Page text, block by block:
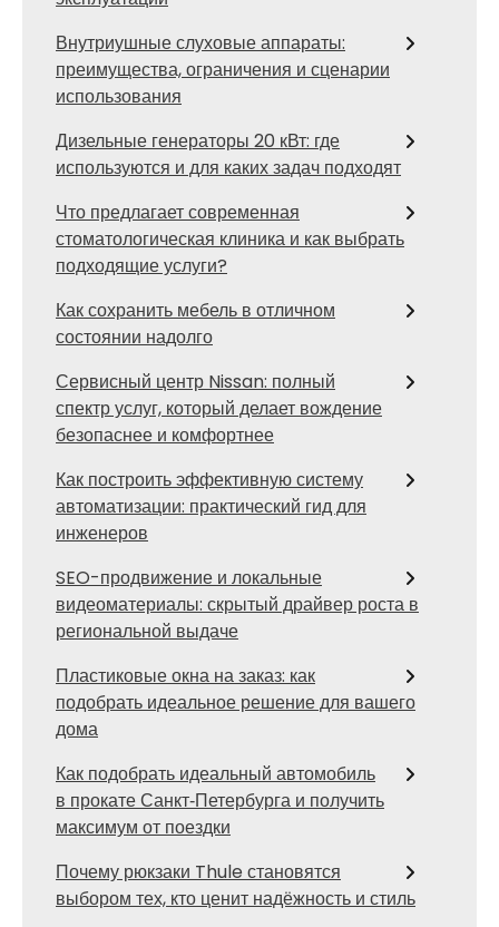
Внутриушные слуховые аппараты:
преимущества, ограничения и сценарии
использования
Дизельные генераторы 20 кВт: где
используются и для каких задач подходят
Что предлагает современная
стоматологическая клиника и как выбрать
подходящие услуги?
Как сохранить мебель в отличном
состоянии надолго
Сервисный центр Nissan: полный
спектр услуг, который делает вождение
безопаснее и комфортнее
Как построить эффективную систему
автоматизации: практический гид для
инженеров
SEO-продвижение и локальные
видеоматериалы: скрытый драйвер роста в
региональной выдаче
Пластиковые окна на заказ: как
подобрать идеальное решение для вашего
дома
Как подобрать идеальный автомобиль
в прокате Санкт‑Петербурга и получить
максимум от поездки
Почему рюкзаки Thule становятся
выбором тех, кто ценит надёжность и стиль